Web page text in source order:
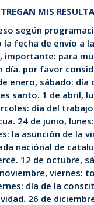
MIS
según
la fecha de envío a
importante: para
día. por favor
enero, sábado: día
santo. 1 de abril,
día del
24 de junio,
la asunción de la
naciónal de
12 de octubre,
viernes:
día de la
26 de